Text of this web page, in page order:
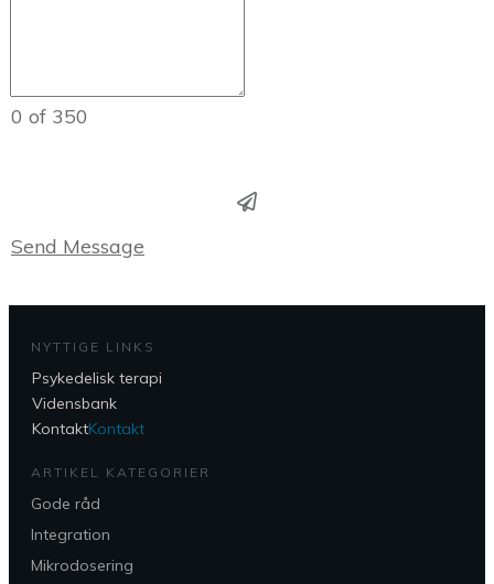
0 of 350
Send Message
NYTTIGE LINKS
Psykedelisk terapi
Vidensbank
KontaktKontakt
ARTIKEL KATEGORIER
Gode råd
Integration
Mikrodosering